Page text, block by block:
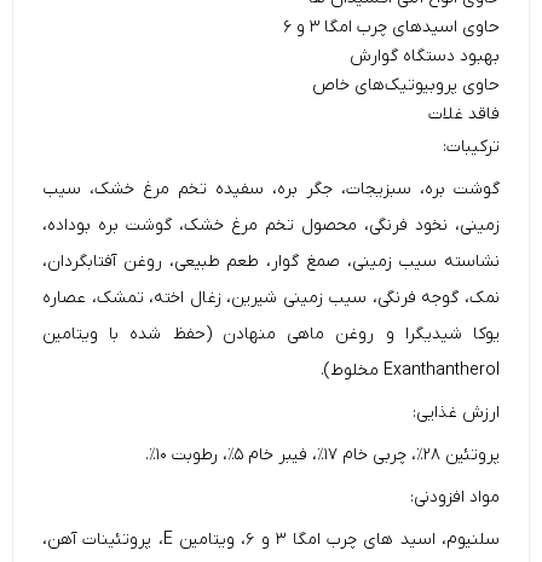
حاوی اسید‌های چرب امگا ۳ و ۶
بهبود دستگاه گوارش
حاوی پروبیوتیک‌های خاص
فاقد غلات
ترکیبات:
گوشت بره، سبزیجات، جگر بره، سفیده تخم مرغ خشک، سیب
زمینی، نخود فرنگی، محصول تخم مرغ خشک، گوشت بره بوداده،
نشاسته سیب زمینی، صمغ گوار، طعم طبیعی، روغن آفتابگردان،
نمک، گوجه فرنگی، سیب زمینی شیرین، زغال اخته، تمشک، عصاره
یوکا شیدیگرا و روغن ماهی منهادن (حفظ شده با ویتامین
Exanthantherol مخلوط).
ارزش غذایی:
پروتئین ۲۸٪، چربی خام ۱۷٪، فیبر خام ۵٪، رطوبت ۱۰٪.
مواد افزودنی:
سلنیوم، اسید های چرب امگا ۳ و ۶، ویتامین E، پروتئینات آهن،